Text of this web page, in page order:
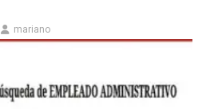
mariano